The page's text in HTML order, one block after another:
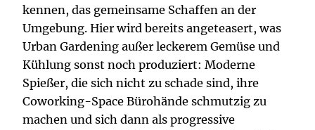
kennen, das gemeinsame Schaffen an der
Umgebung. Hier wird bereits angeteasert, was
Urban Gardening außer leckerem Gemüse und
Kühlung sonst noch produziert: Moderne
Spießer, die sich nicht zu schade sind, ihre
Coworking-Space Bürohände schmutzig zu
machen und sich dann als progressive